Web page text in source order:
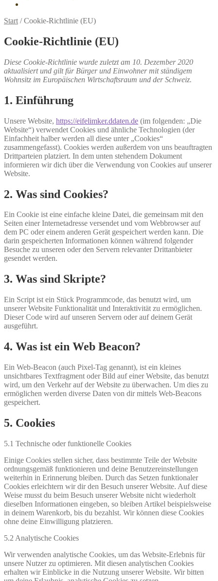
Start /Cookie-Richtlinie (EU)
Cookie-Richtlinie (EU)
Diese Cookie-Richtlinie wurde zuletzt am 10. Dezember 2020
aktualisiert und gilt für Bürger und Einwohner mit ständigem
Wohnsitz im Europäischen Wirtschaftsraum und der Schweiz.
1. Einführung
Unsere Website, https://eifelimker.ddaten.de (im folgenden: „Die
Website“) verwendet Cookies und ähnliche Technologien (der
Einfachheit halber werden all diese unter „Cookies“
zusammengefasst). Cookies werden außerdem von uns beauftragten
Drittparteien platziert. In dem unten stehendem Dokument
informieren wir dich über die Verwendung von Cookies auf unserer
Website.
2. Was sind Cookies?
Ein Cookie ist eine einfache kleine Datei, die gemeinsam mit den
Seiten einer Internetadresse versendet und vom Webbrowser auf
dem PC oder einem anderen Gerät gespeichert werden kann. Die
darin gespeicherten Informationen können während folgender
Besuche zu unseren oder den Servern relevanter Drittanbieter
gesendet werden.
3. Was sind Skripte?
Ein Script ist ein Stück Programmcode, das benutzt wird, um
unserer Website Funktionalität und Interaktivität zu ermöglichen.
Dieser Code wird auf unseren Servern oder auf deinem Gerät
ausgeführt.
4. Was ist ein Web Beacon?
Ein Web-Beacon (auch Pixel-Tag genannt), ist ein kleines
unsichtbares Textfragment oder Bild auf einer Website, das benutzt
wird, um den Verkehr auf der Website zu überwachen. Um dies zu
ermöglichen werden diverse Daten von dir mittels Web-Beacons
gespeichert.
5. Cookies
5.1 Technische oder funktionelle Cookies
Einige Cookies stellen sicher, dass bestimmte Teile der Website
ordnungsgemäß funktionieren und deine Benutzereinstellungen
weiterhin in Erinnerung bleiben. Durch das Setzen funktionaler
Cookies erleichtern wir dir den Besuch unserer Website. Auf diese
Weise musst du beim Besuch unserer Website nicht wiederholt
dieselben Informationen eingeben, so bleiben Artikel beispielsweise
in deinem Warenkorb, bis du bezahlst. Wir können diese Cookies
ohne deine Einwilligung platzieren.
5.2 Analytische Cookies
Wir verwenden analytische Cookies, um das Website-Erlebnis für
unsere Nutzer zu optimieren. Mit diesen analytischen Cookies
erhalten wir Einblicke in die Nutzung unserer Website. Wir bitten